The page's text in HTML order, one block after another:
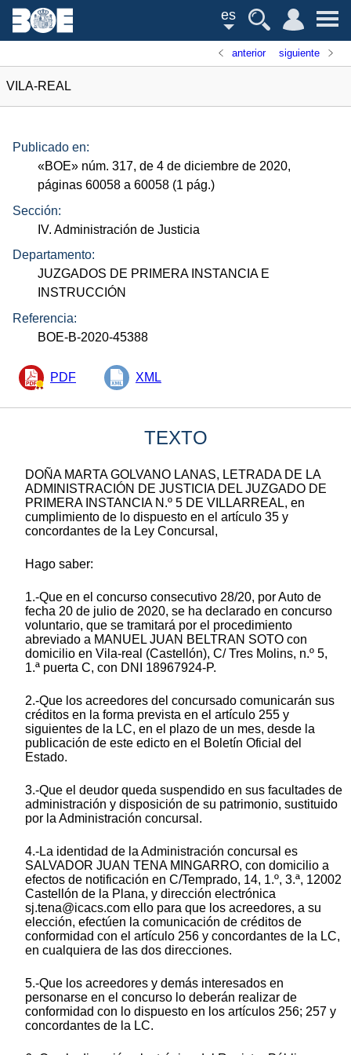
es
anterior siguiente
VILA-REAL
Publicado en:
«BOE» núm. 317, de 4 de diciembre de 2020,
páginas 60058 a 60058 (1 pág.)
Sección:
IV. Administración de Justicia
Departamento:
JUZGADOS DE PRIMERA INSTANCIA E
INSTRUCCIÓN
Referencia:
BOE-B-2020-45388
PDF XML
TEXTO
DOÑA MARTA GOLVANO LANAS, LETRADA DE LA
ADMINISTRACIÓN DE JUSTICIA DEL JUZGADO DE
PRIMERA INSTANCIA N.º 5 DE VILLARREAL, en
cumplimiento de lo dispuesto en el artículo 35 y
concordantes de la Ley Concursal,
Hago saber:
1.-Que en el concurso consecutivo 28/20, por Auto de
fecha 20 de julio de 2020, se ha declarado en concurso
voluntario, que se tramitará por el procedimiento
abreviado a MANUEL JUAN BELTRAN SOTO con
domicilio en Vila-real (Castellón), C/ Tres Molins, n.º 5,
1.ª puerta C, con DNI 18967924-P.
2.-Que los acreedores del concursado comunicarán sus
créditos en la forma prevista en el artículo 255 y
siguientes de la LC, en el plazo de un mes, desde la
publicación de este edicto en el Boletín Oficial del
Estado.
3.-Que el deudor queda suspendido en sus facultades de
administración y disposición de su patrimonio, sustituido
por la Administración concursal.
4.-La identidad de la Administración concursal es
SALVADOR JUAN TENA MINGARRO, con domicilio a
efectos de notificación en C/Temprado, 14, 1.º, 3.ª, 12002
Castellón de la Plana, y dirección electrónica
sj.tena@icacs.com ello para que los acreedores, a su
elección, efectúen la comunicación de créditos de
conformidad con el artículo 256 y concordantes de la LC,
en cualquiera de las dos direcciones.
5.-Que los acreedores y demás interesados en
personarse en el concurso lo deberán realizar de
conformidad con lo dispuesto en los artículos 256; 257 y
concordantes de la LC.